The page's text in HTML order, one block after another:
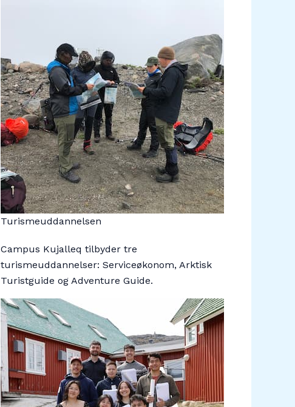
Turismeuddannelsen
Campus Kujalleq tilbyder tre
turismeuddannelser: Serviceøkonom, Arktisk
Turistguide og Adventure Guide.